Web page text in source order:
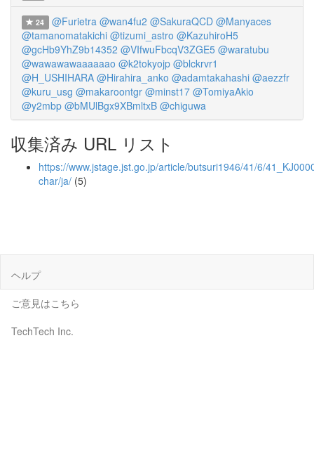
24 @Furietra @wan4fu2 @SakuraQCD @Manyaces
@tamanomatakichi @tizumi_astro @KazuhiroH5
@gcHb9YhZ9b14352 @VIfwuFbcqV3ZGE5 @waratubu
@wawawawaaaaaao @k2tokyojp @blckrvr1
@H_USHIHARA @Hirahira_anko @adamtakahashi @aezzfr
@kuru_usg @makaroontgr @minst17 @TomiyaAkio
@y2mbp @bMUlBgx9XBmltxB @chiguwa
収集済み URL リスト
https://www.jstage.jst.go.jp/article/butsuri1946/41/6/
char/ja/ (5)
ヘルプ
ご意見はこちら
TechTech Inc.